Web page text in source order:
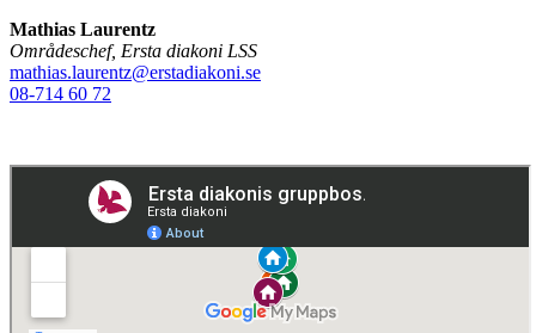
Mathias Laurentz
Områdeschef, Ersta diakoni LSS
mathias.laurentz@erstadiakoni.se
08-714 60 72